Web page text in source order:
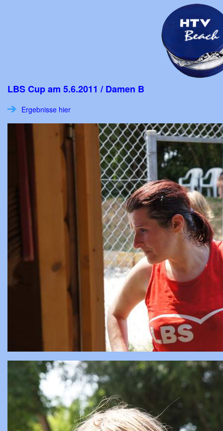
LBS Cup am 5.6.2011 / Damen B
Ergebnisse hier